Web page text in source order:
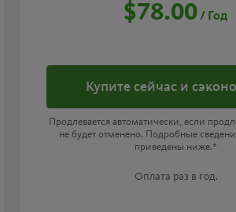
$78.00 / Год
Купите сейчас и
Продлевается автоматически, если
не будет отменено. Подробные
приведены ниже.*
Оплата раз в год.